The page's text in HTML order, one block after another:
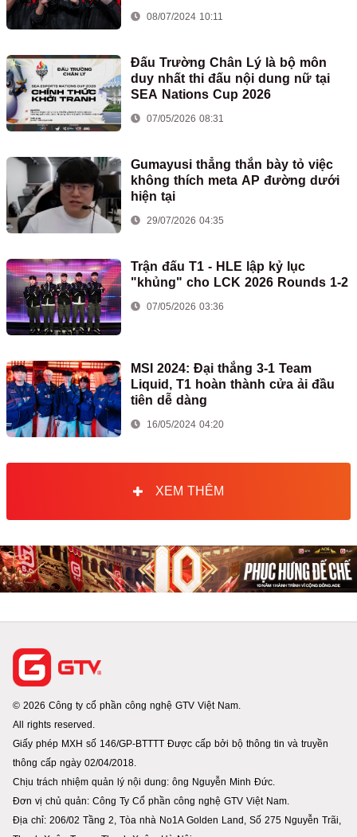
08/07/2024 10:11
Đấu Trường Chân Lý là bộ môn
duy nhất thi đấu nội dung nữ tại
SEA Nations Cup 2026
07/05/2026 08:31
Gumayusi thẳng thắn bày tỏ việc
không thích meta AP đường dưới
hiện tại
29/07/2026 04:35
Trận đấu T1 - HLE lập kỷ lục
"khủng" cho LCK 2026 Rounds 1-2
07/05/2026 03:36
MSI 2024: Đại thắng 3-1 Team
Liquid, T1 hoàn thành cửa ải đầu
tiên dễ dàng
16/05/2024 04:20
XEM THÊM
© 2026 Công ty cổ phần công nghệ GTV Việt Nam.
All rights reserved.
Giấy phép MXH số 146/GP-BTTTT Được cấp bởi bộ thông tin và truyền
thông cấp ngày 02/04/2018.
Chịu trách nhiệm quản lý nội dung: ông Nguyễn Minh Đức.
Đơn vị chủ quản: Công Ty Cổ phần công nghệ GTV Việt Nam.
Địa chỉ: 206/02 Tầng 2, Tòa nhà No1A Golden Land, Số 275 Nguyễn Trãi,